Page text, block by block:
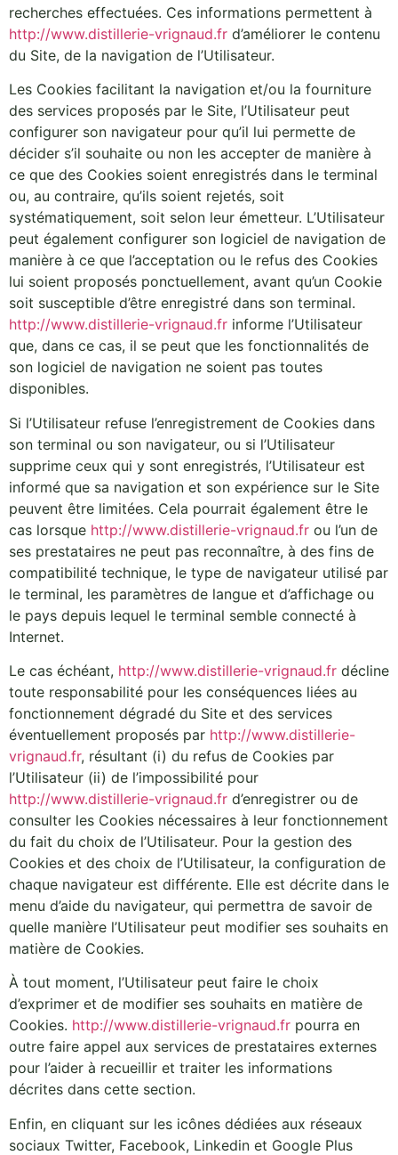
recherches effectuées. Ces informations permettent à
http://www.distillerie-vrignaud.fr d’améliorer le contenu
du Site, de la navigation de l’Utilisateur.
Les Cookies facilitant la navigation et/ou la fourniture
des services proposés par le Site, l’Utilisateur peut
configurer son navigateur pour qu’il lui permette de
décider s’il souhaite ou non les accepter de manière à
ce que des Cookies soient enregistrés dans le terminal
ou, au contraire, qu’ils soient rejetés, soit
systématiquement, soit selon leur émetteur. L’Utilisateur
peut également configurer son logiciel de navigation de
manière à ce que l’acceptation ou le refus des Cookies
lui soient proposés ponctuellement, avant qu’un Cookie
soit susceptible d’être enregistré dans son terminal.
http://www.distillerie-vrignaud.fr informe l’Utilisateur
que, dans ce cas, il se peut que les fonctionnalités de
son logiciel de navigation ne soient pas toutes
disponibles.
Si l’Utilisateur refuse l’enregistrement de Cookies dans
son terminal ou son navigateur, ou si l’Utilisateur
supprime ceux qui y sont enregistrés, l’Utilisateur est
informé que sa navigation et son expérience sur le Site
peuvent être limitées. Cela pourrait également être le
cas lorsque http://www.distillerie-vrignaud.fr ou l’un de
ses prestataires ne peut pas reconnaître, à des fins de
compatibilité technique, le type de navigateur utilisé par
le terminal, les paramètres de langue et d’affichage ou
le pays depuis lequel le terminal semble connecté à
Internet.
Le cas échéant, http://www.distillerie-vrignaud.fr décline
toute responsabilité pour les conséquences liées au
fonctionnement dégradé du Site et des services
éventuellement proposés par http://www.distillerie-
vrignaud.fr, résultant (i) du refus de Cookies par
l’Utilisateur (ii) de l’impossibilité pour
http://www.distillerie-vrignaud.fr d’enregistrer ou de
consulter les Cookies nécessaires à leur fonctionnement
du fait du choix de l’Utilisateur. Pour la gestion des
Cookies et des choix de l’Utilisateur, la configuration de
chaque navigateur est différente. Elle est décrite dans le
menu d’aide du navigateur, qui permettra de savoir de
quelle manière l’Utilisateur peut modifier ses souhaits en
matière de Cookies.
À tout moment, l’Utilisateur peut faire le choix
d’exprimer et de modifier ses souhaits en matière de
Cookies. http://www.distillerie-vrignaud.fr pourra en
outre faire appel aux services de prestataires externes
pour l’aider à recueillir et traiter les informations
décrites dans cette section.
Enfin, en cliquant sur les icônes dédiées aux réseaux
sociaux Twitter, Facebook, Linkedin et Google Plus